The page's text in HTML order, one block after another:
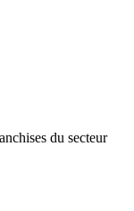
du secteur